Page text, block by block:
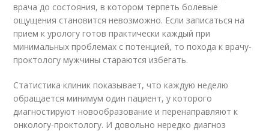
врача до состояния, в котором терпеть болевые
ощущения становится невозможно. Если записаться на
прием к урологу готов практически каждый при
минимальных проблемах с потенцией, то похода к врачу-
проктологу мужчины стараются избегать.
Статистика клиник показывает, что каждую неделю
обращается минимум один пациент, у которого
диагностируют новообразование и перенаправляют к
онкологу-проктологу. И довольно нередко диагноз